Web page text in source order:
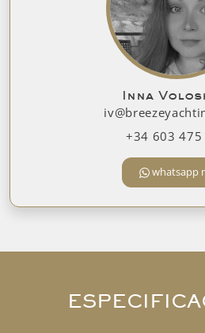
Inna
+34 603 475
whatsapp